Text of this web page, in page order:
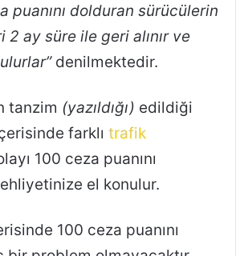
puanını dolduran sürücülerin
ay süre ile geri alınır ve
denilmektedir.
tanzim (yazıldığı) edildiği
farklı trafik
100 ceza puanını
el konulur.
100 ceza puanını